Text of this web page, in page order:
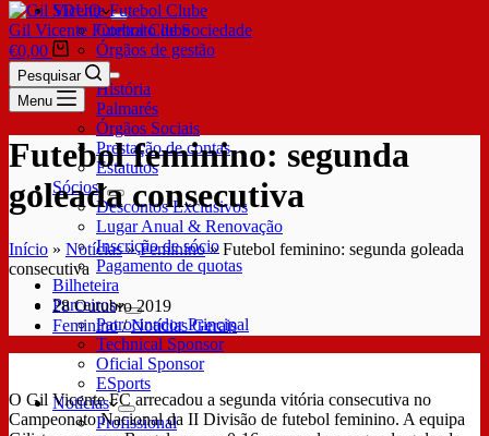
SDUQ
Contrato de Sociedade
Órgãos de gestão
Clube
História
Palmarés
Órgãos Sociais
Prestação de contas
Estatutos
Sócios
Descontos Exclusivos
Lugar Anual & Renovação
Inscrição de sócio
Pagamento de quotas
Bilheteira
Parceiros
Patrocinador Principal
Technical Sponsor
Oficial Sponsor
ESports
Notícias
Profissional
Gil Vicente Futebol Clube
€0,00
Pesquisar
Menu
Futebol feminino: segunda
goleada consecutiva
Início » Notícias»Feminino»Futebol feminino: segunda goleada
consecutiva
28 Outubro 2019
Feminino/Notícias Gerais
O Gil Vicente FC arrecadou a segunda vitória consecutiva no
Campeonato Nacional da II Divisão de futebol feminino. A equipa